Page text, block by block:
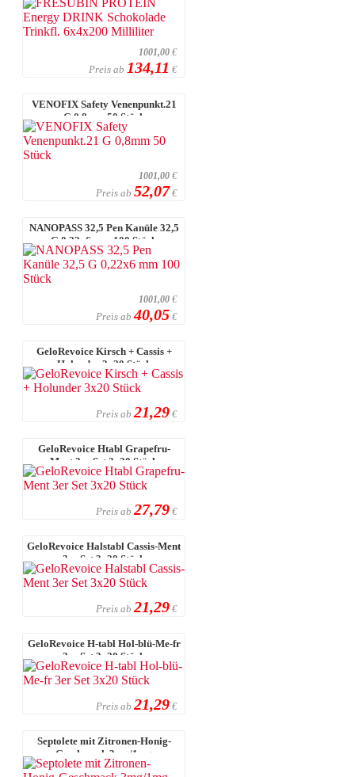
6x4x200 Millil ...
1001,00 €
Preis ab 134,11 €
VENOFIX Safety Venenpunkt.21
G 0,8mm 50 Stück
1001,00 €
Preis ab 52,07 €
NANOPASS 32,5 Pen Kanüle 32,5
G 0,22x6 mm 100 Stück
1001,00 €
Preis ab 40,05 €
GeloRevoice Kirsch + Cassis +
Holunder 3x20 Stück
Preis ab 21,29 €
GeloRevoice Htabl Grapefru-
Ment 3er Set 3x20 Stück
Preis ab 27,79 €
GeloRevoice Halstabl Cassis-Ment
3er Set 3x20 Stück
Preis ab 21,29 €
GeloRevoice H-tabl Hol-blü-Me-fr
3er Set 3x20 Stück
Preis ab 21,29 €
Septolete mit Zitronen-Honig-
Geschmack 3mg/1mg
Lutschtabletten 1 ...